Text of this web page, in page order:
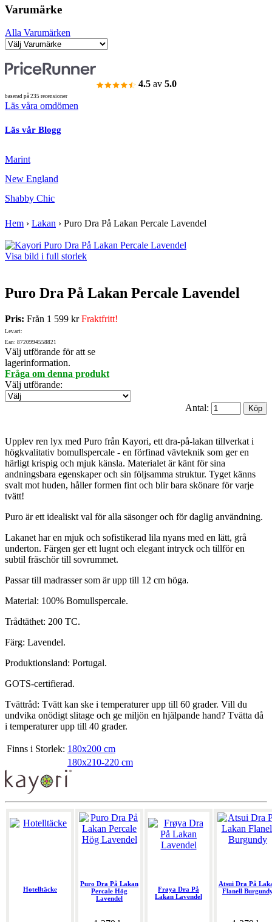
Varumärke
Alla Varumärken
4.5 av 5.0
baserad på 235 recensioner
Läs våra omdömen
Läs vår Blogg
Marint
New England
Shabby Chic
Hem › Lakan › Puro Dra På Lakan Percale Lavendel
Visa bild i full storlek
Puro Dra På Lakan Percale Lavendel
Pris: Från 1 599 krFraktfritt!
Lev.art:
Ean: 8720994558821
Välj utförande för att se
lagerinformation.
Fråga om denna produkt
Välj utförande:
Antal:
Upplev ren lyx med Puro från Kayori, ett dra-på-lakan tillverkat i
högkvalitativ bomullspercale - en förfinad vävteknik som ger en
härligt krispig och mjuk känsla. Materialet är känt för sina
andningsbara egenskaper och sin följsamma struktur. Tyget känns
svalt mot huden, håller formen fint och blir bara skönare för varje
tvätt!
Puro är ett idealiskt val för alla säsonger och för daglig användning.
Lakanet har en mjuk och sofistikerad lila nyans med en lätt, grå
underton. Färgen ger ett lugnt och elegant intryck och tillför en
subtil fräschör till sovrummet.
Passar till madrasser som är upp till 12 cm höga.
Material: 100% Bomullspercale.
Trådtäthet: 200 TC.
Färg: Lavendel.
Produktionsland: Portugal.
GOTS-certifierad.
Tvättråd: Tvätt kan ske i temperaturer upp till 60 grader. Vill du
undvika onödigt slitage och ge miljön en hjälpande hand? Tvätta då
i temperaturer upp till 40 grader.
Finns i Storlek: 180x200 cm
180x210-220 cm
Hotelltäcke
Puro Dra På Lakan
Percale Hög
Lavendel
Frøya Dra På
Lakan Lavendel
Atsui Dra På
Flanell